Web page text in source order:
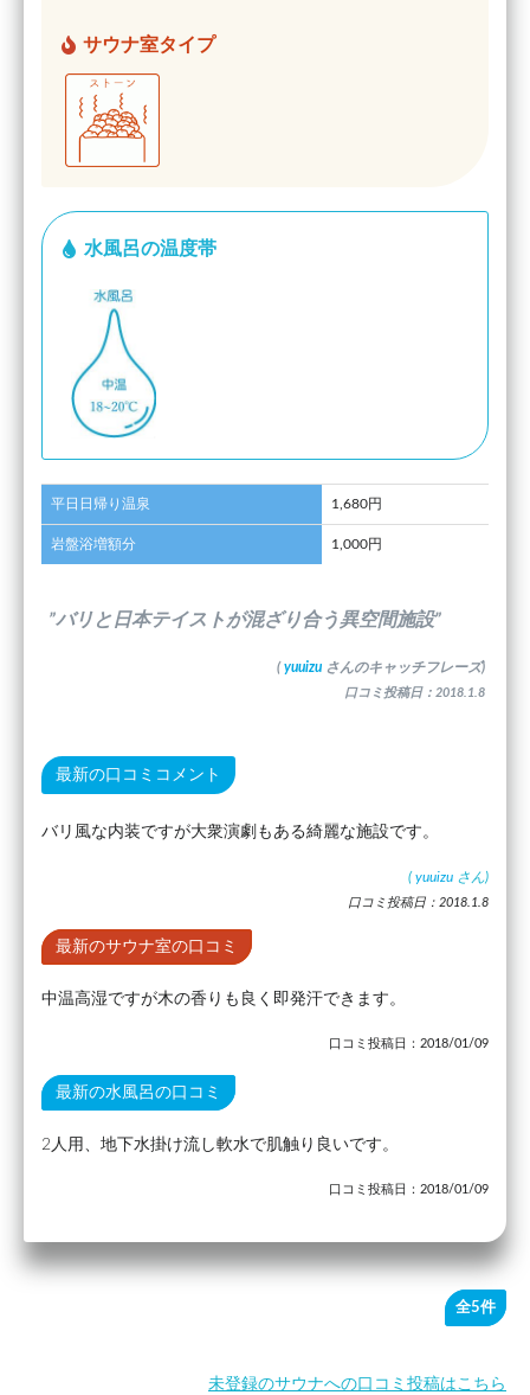
サウナ室タイプ
水風呂の温度帯
平日日帰り温泉 1,680円
岩盤浴増額分 1,000円
”バリと日本テイストが混ざり合う異空間施設”
( yuuizu さんのキャッチフレーズ)
口コミ投稿日：2018.1.8
最新の口コミコメント
バリ風な内装ですが大衆演劇もある綺麗な施設です。
( yuuizu さん)
口コミ投稿日：2018.1.8
最新のサウナ室の口コミ
中温高湿ですが木の香りも良く即発汗できます。
口コミ投稿日：2018/01/09
最新の水風呂の口コミ
2人用、地下水掛け流し軟水で肌触り良いです。
口コミ投稿日：2018/01/09
全5件
未登録のサウナへの口コミ投稿はこちら